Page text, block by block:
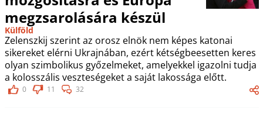
megzsarolására készül
Külföld
Zelenszkij szerint az orosz elnök nem képes katonai
sikereket elérni Ukrajnában, ezért kétségbeesetten keres
olyan szimbolikus győzelmeket, amelyekkel igazolni tudja
a kolosszális veszteségeket a saját lakossága előtt.
0 11 32